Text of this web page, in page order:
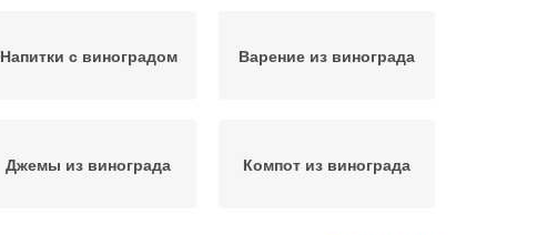
Напитки с виноградом Варение из винограда
Джемы из винограда Компот из винограда